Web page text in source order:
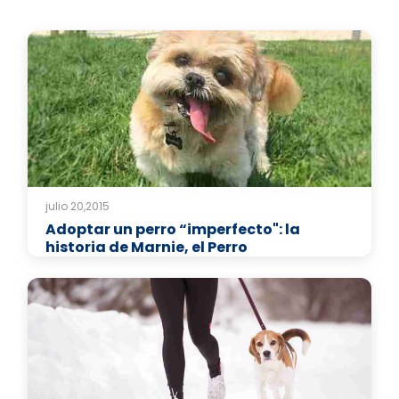
julio 20,2015
Adoptar un perro “imperfecto": la
historia de Marnie, el Perro